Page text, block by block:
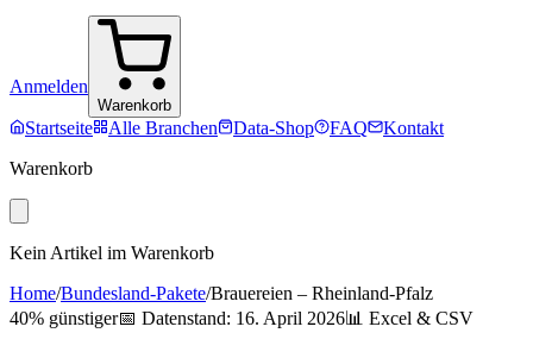
Anmelden
Warenkorb
Startseite Alle Branchen Data-Shop FAQ
Kontakt
Warenkorb
Kein Artikel im Warenkorb
Home/Bundesland-Pakete/Brauereien – Rheinland-Pfalz
40% günstiger📅 Datenstand: 16. April 2026📊 Excel & CSV